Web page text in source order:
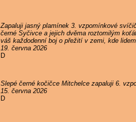
Zapaluji jasný plamínek 3. vzpomínkové
černé Syčivce a jejich dvěma roztomilým
váš každodenní boj o přežití v zemi, kde
19. června 2026
D
Slepé černé kočičce Mitchelce zapaluji 6.
15. června 2026
D